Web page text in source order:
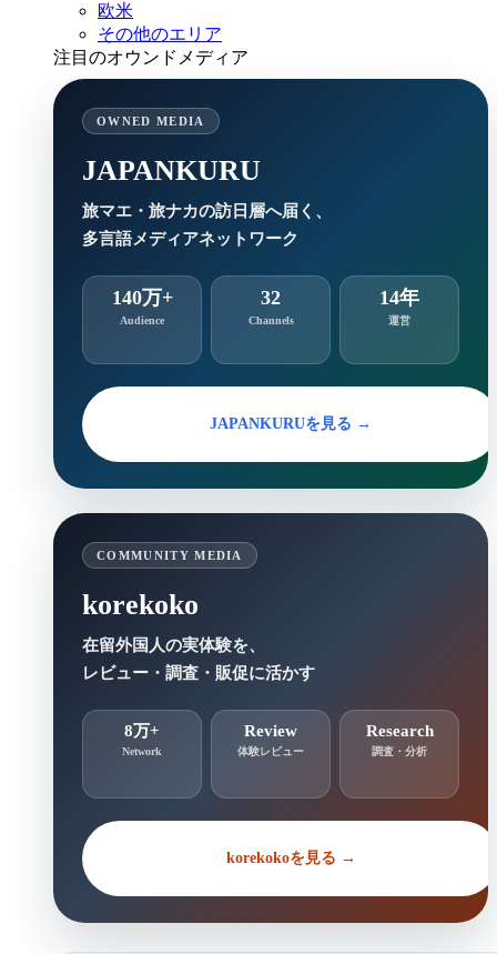
欧米
その他のエリア
注目のオウンドメディア
OWNED MEDIA
JAPANKURU
旅マエ・旅ナカの訪日層へ届く、
多言語メディアネットワーク
140万+
Audience
32
Channels
14年
運営
JAPANKURUを見る →
COMMUNITY MEDIA
korekoko
在留外国人の実体験を、
レビュー・調査・販促に活かす
8万+
Network
Review
体験レビュー
Research
調査・分析
korekokoを見る →